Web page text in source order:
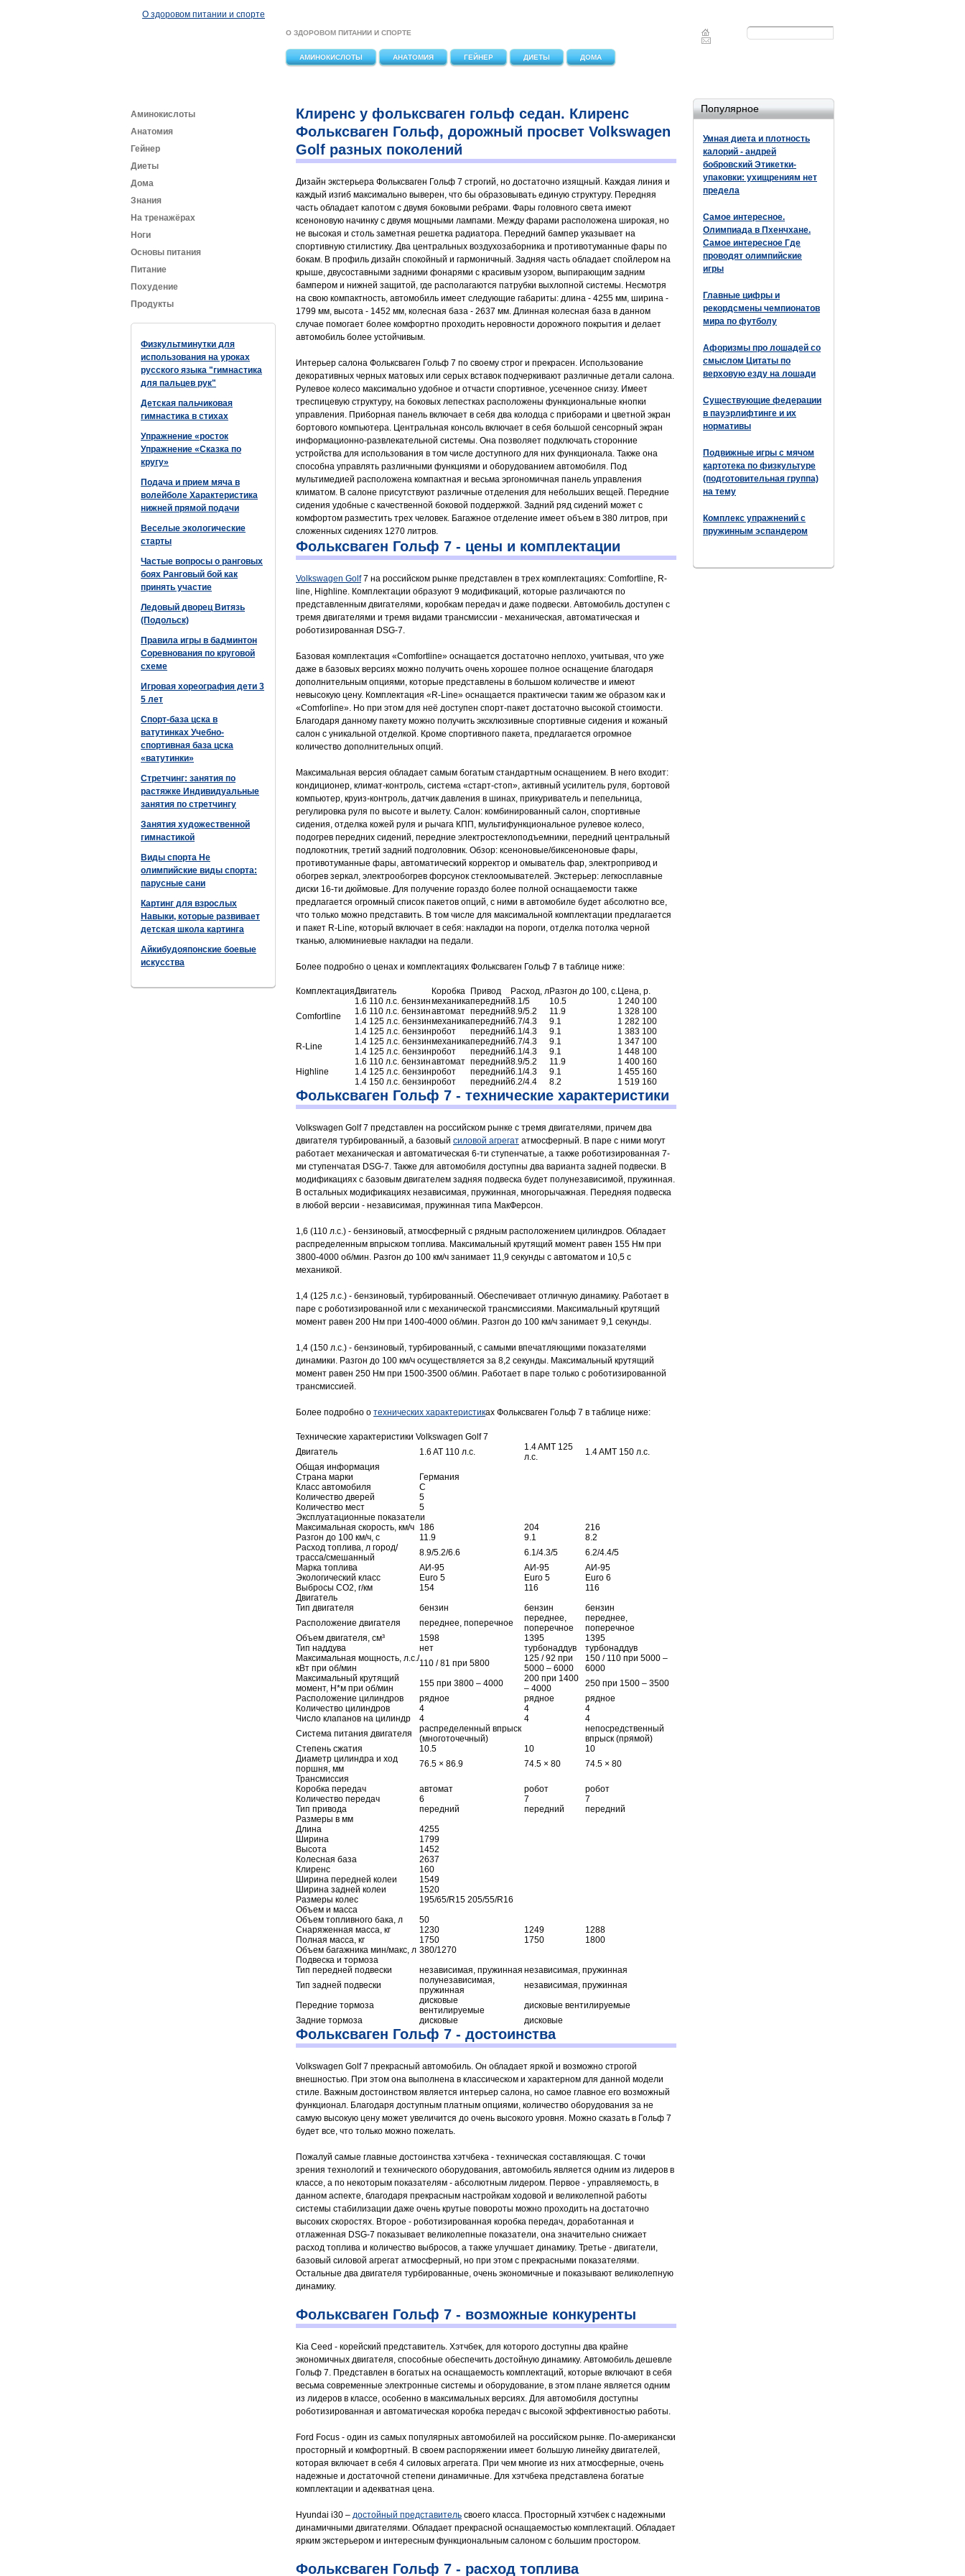
О здоровом питании и спорте
Форма
Поиск
О ЗДОРОВОМ ПИТАНИИ И СПОРТЕ
АМИНОКИСЛОТЫ АНАТОМИЯ ГЕЙНЕР ДИЕТЫ ДОМА
Популярное
Умная диета и плотность
калорий - андрей
бобровский Этикетки-
упаковки: ухищрениям нет
предела
Самое интересное.
Олимпиада в Пхенчхане.
Самое интересное Где
проводят олимпийские
игры
Главные цифры и
рекордсмены чемпионатов
мира по футболу
Афоризмы про лошадей со
смыслом Цитаты по
верховую езду на лошади
Существующие федерации
в пауэрлифтинге и их
нормативы
Подвижные игры с мячом
картотека по физкультуре
(подготовительная группа)
на тему
Комплекс упражнений с
пружинным эспандером
Аминокислоты
Анатомия
Гейнер
Диеты
Дома
Знания
На тренажёрах
Ноги
Основы питания
Питание
Похудение
Продукты
Физкультминутки для
использования на уроках
русского языка "гимнастика
для пальцев рук"
Детская пальчиковая
гимнастика в стихах
Упражнение «росток
Упражнение «Сказка по
кругу»
Подача и прием мяча в
волейболе Характеристика
нижней прямой подачи
Веселые экологические
старты
Частые вопросы о ранговых
боях Ранговый бой как
принять участие
Ледовый дворец Витязь
(Подольск)
Правила игры в бадминтон
Соревнования по круговой
схеме
Игровая хореография дети 3
5 лет
Спорт-база цска в
ватутинках Учебно-
спортивная база цска
«ватутинки»
Стретчинг: занятия по
растяжке Индивидуальные
занятия по стретчингу
Занятия художественной
гимнастикой
Виды спорта Не
олимпийские виды спорта:
парусные сани
Картинг для взрослых
Навыки, которые развивает
детская школа картинга
Айкибудояпонские боевые
искусства
Клиренс у фольксваген гольф седан. Клиренс
Фольксваген Гольф, дорожный просвет Volkswagen
Golf разных поколений
Дизайн экстерьера Фольксваген Гольф 7 строгий, но достаточно изящный. Каждая линия и
каждый изгиб максимально выверен, что бы образовывать единую структуру. Передняя
часть обладает капотом с двумя боковыми ребрами. Фары головного света имеют
ксеноновую начинку с двумя мощными лампами. Между фарами расположена широкая, но
не высокая и столь заметная решетка радиатора. Передний бампер указывает на
спортивную стилистику. Два центральных воздухозаборника и противотуманные фары по
бокам. В профиль дизайн спокойный и гармоничный. Задняя часть обладает спойлером на
крыше, двусоставными задними фонарями с красивым узором, выпирающим задним
бампером и нижней защитой, где располагаются патрубки выхлопной системы. Несмотря
на свою компактность, автомобиль имеет следующие габариты: длина - 4255 мм, ширина -
1799 мм, высота - 1452 мм, колесная база - 2637 мм. Длинная колесная база в данном
случае помогает более комфортно проходить неровности дорожного покрытия и делает
автомобиль более устойчивым.
Интерьер салона Фольксваген Гольф 7 по своему строг и прекрасен. Использование
декоративных черных матовых или серых вставок подчеркивают различные детали салона.
Рулевое колесо максимально удобное и отчасти спортивное, усеченное снизу. Имеет
треспицевую структуру, на боковых лепестках расположены функциональные кнопки
управления. Приборная панель включает в себя два колодца с приборами и цветной экран
бортового компьютера. Центральная консоль включает в себя большой сенсорный экран
информационно-развлекательной системы. Она позволяет подключать сторонние
устройства для использования в том числе доступного для них функционала. Также она
способна управлять различными функциями и оборудованием автомобиля. Под
мультимедией расположена компактная и весьма эргономичная панель управления
климатом. В салоне присутствуют различные отделения для небольших вещей. Передние
сидения удобные с качественной боковой поддержкой. Задний ряд сидений может с
комфортом разместить трех человек. Багажное отделение имеет объем в 380 литров, при
сложенных сидениях 1270 литров.
Фольксваген Гольф 7 - цены и комплектации
Volkswagen Golf7 на российском рынке представлен в трех комплектациях: Comfortline, R-
line, Highline. Комплектации образуют 9 модификаций, которые различаются по
представленным двигателями, коробкам передач и даже подвески. Автомобиль доступен с
тремя двигателями и тремя видами трансмиссии - механическая, автоматическая и
роботизированная DSG-7.
Базовая комплектация «Comfortline» оснащается достаточно неплохо, учитывая, что уже
даже в базовых версиях можно получить очень хорошее полное оснащение благодаря
дополнительным опциями, которые представлены в большом количестве и имеют
невысокую цену. Комплектация «R-Line» оснащается практически таким же образом как и
«Comforline». Но при этом для неё доступен спорт-пакет достаточно высокой стоимости.
Благодаря данному пакету можно получить эксклюзивные спортивные сидения и кожаный
салон с уникальной отделкой. Кроме спортивного пакета, предлагается огромное
количество дополнительных опций.
Максимальная версия обладает самым богатым стандартным оснащением. В него входит:
кондиционер, климат-контроль, система «старт-стоп», активный усилитель руля, бортовой
компьютер, круиз-контроль, датчик давления в шинах, прикуриватель и пепельница,
регулировка руля по высоте и вылету. Салон: комбинированный салон, спортивные
сидения, отделка кожей руля и рычага КПП, мультифункциональное рулевое колесо,
подогрев передних сидений, передние электростеклоподъемники, передний центральный
подлокотник, третий задний подголовник. Обзор: ксеноновые/биксеноновые фары,
противотуманные фары, автоматический корректор и омыватель фар, электропривод и
обогрев зеркал, электрообогрев форсунок стеклоомывателей. Экстерьер: легкосплавные
диски 16-ти дюймовые. Для получение гораздо более полной оснащаемости также
предлагается огромный список пакетов опций, с ними в автомобиле будет абсолютно все,
что только можно представить. В том числе для максимальной комплектации предлагается
и пакет R-Line, который включает в себя: накладки на пороги, отделка потолка черной
тканью, алюминиевые накладки на педали.
Более подробно о ценах и комплектациях Фольксваген Гольф 7 в таблице ниже:
КомплектацияДвигатель Коробка Привод Расход, лРазгон до 100, с.Цена, р.
Comfortline
1.6 110 л.c. бензинмеханикапередний8.1/5 10.5
1 240 100
1.6 110 л.c. бензинавтомат передний8.9/5.2 11.9
1 328 100
1.4 125 л.c. бензинмеханикапередний6.7/4.3 9.1
1 282 100
1.4 125 л.c. бензинробот передний6.1/4.3 9.1
1 383 100
R-Line
1.4 125 л.c. бензинмеханикапередний6.7/4.3 9.1
1 347 100
1.4 125 л.c. бензинробот передний6.1/4.3 9.1
1 448 100
Highline
1.6 110 л.c. бензинавтомат передний8.9/5.2 11.9
1 400 160
1.4 125 л.c. бензинробот передний6.1/4.3 9.1
1 455 160
1.4 150 л.c. бензинробот передний6.2/4.4 8.2 1 519 160
Фольксваген Гольф 7 - технические характеристики
Volkswagen Golf 7 представлен на российском рынке с тремя двигателями, причем два
двигателя турбированный, а базовый силовой агрегат атмосферный. В паре с ними могут
работает механическая и автоматическая 6-ти ступенчатые, а также роботизированная 7-
ми ступенчатая DSG-7. Также для автомобиля доступны два варианта задней подвески. В
модификациях с базовым двигателем задняя подвеска будет полунезависимой, пружинная.
В остальных модификациях независимая, пружинная, многорычажная. Передняя подвеска
в любой версии - независимая, пружинная типа МакФерсон.
1,6 (110 л.с.) - бензиновый, атмосферный с рядным расположением цилиндров. Обладает
распределенным впрыском топлива. Максимальный крутящий момент равен 155 Нм при
3800-4000 об/мин. Разгон до 100 км/ч занимает 11,9 секунды с автоматом и 10,5 с
механикой.
1,4 (125 л.с.) - бензиновый, турбированный. Обеспечивает отличную динамику. Работает в
паре с роботизированной или с механической трансмиссиями. Максимальный крутящий
момент равен 200 Нм при 1400-4000 об/мин. Разгон до 100 км/ч занимает 9,1 секунды.
1,4 (150 л.с.) - бензиновый, турбированный, с самыми впечатляющими показателями
динамики. Разгон до 100 км/ч осуществляется за 8,2 секунды. Максимальный крутящий
момент равен 250 Нм при 1500-3500 об/мин. Работает в паре только с роботизированной
трансмиссией.
Более подробно о технических характеристиках Фольксваген Гольф 7 в таблице ниже:
Технические характеристики Volkswagen Golf 7
Двигатель
1.6 AT 110 л.c.
1.4 AMT 125
л.c.
1.4 AMT 150 л.c.
Общая информация
Страна марки
Германия
Класс автомобиля
C
Количество дверей
5
Количество мест
5
Эксплуатационные показатели
Максимальная скорость, км/ч 186 204
216
Разгон до 100 км/ч, с
11.9 9.1
8.2
Расход топлива, л город/
трасса/смешанный
8.9/5.2/6.6 6.1/4.3/5
6.2/4.4/5
Марка топлива
АИ-95 АИ-95
АИ-95
Экологический класс
Euro 5 Euro 5
Euro 6
Выбросы CO2, г/км
154 116
116
Двигатель
Тип двигателя
бензин бензин
бензин
Расположение двигателя
переднее, поперечное
переднее,
поперечное
переднее,
поперечное
Объем двигателя, см³
1598 1395
1395
Тип наддува
нет турбонаддув
турбонаддув
Максимальная мощность, л.с./
кВт при об/мин
110 / 81 при 5800
125 / 92 при
5000 – 6000
150 / 110 при 5000 –
6000
Максимальный крутящий
момент, Н*м при об/мин
155 при 3800 – 4000
200 при 1400
– 4000
250 при 1500 – 3500
Расположение цилиндров
рядное рядное
рядное
Количество цилиндров
4 4
4
Число клапанов на цилиндр
4 4
4
Система питания двигателя
распределенный впрыск
(многоточечный)
непосредственный
впрыск (прямой)
Степень сжатия
10.5 10
10
Диаметр цилиндра и ход
поршня, мм
76.5 × 86.9 74.5 × 80
74.5 × 80
Трансмиссия
Коробка передач
автомат робот
робот
Количество передач
6 7
7
Тип привода
передний передний
передний
Размеры в мм
Длина
4255
Ширина
1799
Высота
1452
Колесная база
2637
Клиренс
160
Ширина передней колеи
1549
Ширина задней колеи
1520
Размеры колес
195/65/R15 205/55/R16
Объем и масса
Объем топливного бака, л
50
Снаряженная масса, кг
1230 1249
1288
Полная масса, кг
1750 1750
1800
Объем багажника мин/макс, л 380/1270
Подвеска и тормоза
Тип передней подвески
независимая, пружинная независимая, пружинная
Тип задней подвески
полунезависимая,
пружинная
независимая, пружинная
Передние тормоза
дисковые
вентилируемые
дисковые вентилируемые
Задние тормоза
дисковые дисковые
Фольксваген Гольф 7 - достоинства
Volkswagen Golf 7 прекрасный автомобиль. Он обладает яркой и возможно строгой
внешностью. При этом она выполнена в классическом и характерном для данной модели
стиле. Важным достоинством является интерьер салона, но самое главное его возможный
функционал. Благодаря доступным платным опциями, количество оборудования за не
самую высокую цену может увеличится до очень высокого уровня. Можно сказать в Гольф 7
будет все, что только можно пожелать.
Пожалуй самые главные достоинства хэтчбека - техническая составляющая. С точки
зрения технологий и технического оборудования, автомобиль является одним из лидеров в
классе, а по некоторым показателям - абсолютным лидером. Первое - управляемость, в
данном аспекте, благодаря прекрасным настройкам ходовой и великолепной работы
системы стабилизации даже очень крутые повороты можно проходить на достаточно
высоких скоростях. Второе - роботизированная коробка передач, доработанная и
отлаженная DSG-7 показывает великолепные показатели, она значительно снижает
расход топлива и количество выбросов, а также улучшает динамику. Третье - двигатели,
базовый силовой агрегат атмосферный, но при этом с прекрасными показателями.
Остальные два двигателя турбированные, очень экономичные и показывают великолепную
динамику.
Фольксваген Гольф 7 - возможные конкуренты
Kia Ceed - корейский представитель. Хэтчбек, для которого доступны два крайне
экономичных двигателя, способные обеспечить достойную динамику. Автомобиль дешевле
Гольф 7. Представлен в богатых на оснащаемость комплектаций, которые включают в себя
весьма современные электронные системы и оборудование, в этом плане является одним
из лидеров в классе, особенно в максимальных версиях. Для автомобиля доступны
роботизированная и автоматическая коробка передач с высокой эффективностью работы.
Ford Focus - один из самых популярных автомобилей на российском рынке. По-американски
просторный и комфортный. В своем распоряжении имеет большую линейку двигателей,
которая включает в себя 4 силовых агрегата. При чем многие из них атмосферные, очень
надежные и достаточной степени динамичные. Для хэтчбека представлена богатые
комплектации и адекватная цена.
Hyundai i30 – достойный представитель своего класса. Просторный хэтчбек с надежными
динамичными двигателями. Обладает прекрасной оснащаемостью комплектаций. Обладает
ярким экстерьером и интересным функциональным салоном с большим простором.
Фольксваген Гольф 7 - расход топлива